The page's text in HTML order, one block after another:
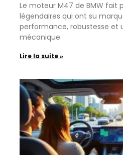
Le moteur M47 de BMW fait
légendaires qui ont su
performance, robustesse et
mécanique.
Lire la suite »